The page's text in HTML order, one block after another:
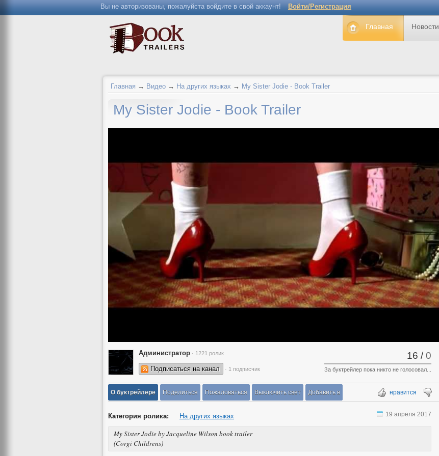
Вы не авторизованы, пожалуйста войдите в свой аккаунт! Войти/Регистрация
Главная Новости
Главная → Видео → На других языках → My Sister Jodie - Book Trailer
My Sister Jodie - Book Trailer
Администратор · 1221 ролик
Подписаться на канал · 1 подписчик
16 /0
За буктрейлер пока никто не голосовал...
нравится
О буктрейлере Поделиться Пожаловаться Выключить свет Добавить в
Категория ролика: На других языках
My Sister Jodie by Jacqueline Wilson book trailer
(Corgi Childrens)
19 апреля 2017